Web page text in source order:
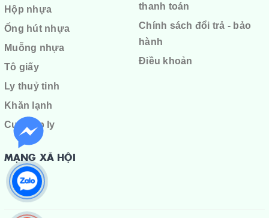
Hộp nhựa
Ống hút nhựa
Muỗng nhựa
Tô giấy
Ly thuỷ tinh
Khăn lạnh
Cuộn ép ly
thanh toán
Chính sách đổi trả - bảo
hành
Điều khoản
MẠNG XÃ HỘI